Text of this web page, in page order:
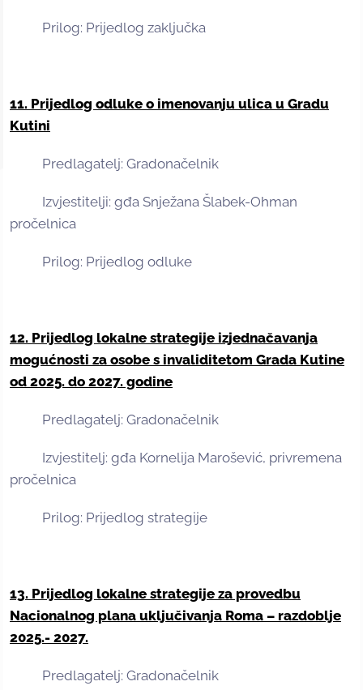
Prilog: Prijedlog zaključka
11. Prijedlog odluke o imenovanju ulica u Gradu
Kutini
Predlagatelj: Gradonačelnik
Izvjestitelji: gđa Snježana Šlabek-Ohman
pročelnica
Prilog: Prijedlog odluke
12. Prijedlog lokalne strategije izjednačavanja
mogućnosti za osobe s invaliditetom Grada Kutine
od 2025. do 2027. godine
Predlagatelj: Gradonačelnik
Izvjestitelj: gđa Kornelija Marošević, privremena
pročelnica
Prilog: Prijedlog strategije
13. Prijedlog lokalne strategije za provedbu
Nacionalnog plana uključivanja Roma – razdoblje
2025.- 2027.
Predlagatelj: Gradonačelnik